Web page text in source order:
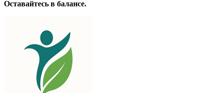
Оставайтесь в балансе.